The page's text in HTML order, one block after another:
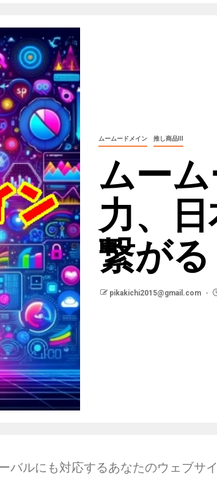
ムームードメイン 推し商品III
ムー
力、
繋がる
pikakichi2015@gmail.com
バルにも対応するあなたのウェブサ